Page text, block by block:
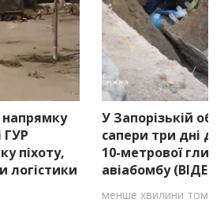
напрямку
ГУР
піхоту,
логістики
У Запорізькій
сапери три дні
10-метрової
авіабомбу
менше хвилини тому